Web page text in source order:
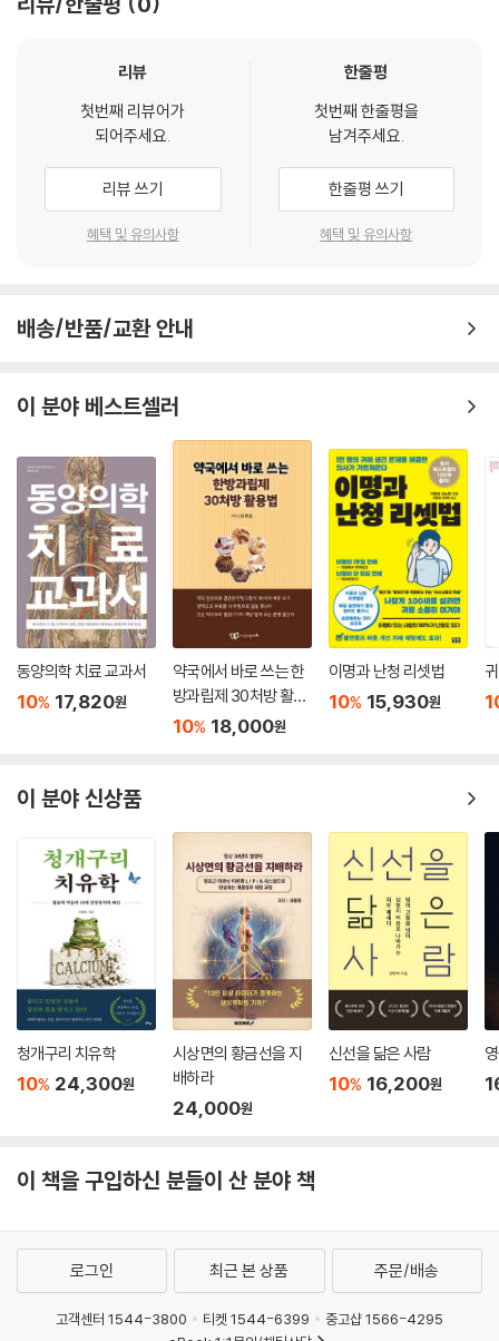
사람이 왜 이런 말을 할까’ 관찰하면서 고민하다 보니까 깨달은 것이다.
--- p.113, 「한의학에서의 난임 치료」 중에서
부모들은 의대, 법대만 좋아하는 경향이 있는데 맥을 보면서 깨달은 건 사
람은 타고난 것이 있다는 것이다. 공부가 잘 맞는 아이들은 맥에서 표시가
난다.
“넌 뭘 좋아하니? 농구 좋아한다고? 그런데 농구선수를 하기에는 체격 조
좋아한다는 걸 느낀다. 엄마는 무조건 공부하라 그러는데 이곳 진료실에서
는 상황이면, 아이를 잠시 내보내고 부모와 한참 이야기하기도 한다.
한 여성 환자의 맥진을 봤는데 심장 맥이 뚝 떨어져 있었다. “환자분은 가
슴이 철렁 내려앉았네요. 누가 죽었습니까?” 물었다. 가슴이 뚝 떨어진 맥
이 나타나는 경우는 시련을 겪은 것인데, 여성의 경우 가장 많은 임상 사례
가 자식이 죽었거나 친정엄마가 돌아가셨거나 그런 일들이다. 자식의 죽음
은 가슴에 못 박힌 맥으로 나타나기도 한다. 환자는 신기하다면서 몇 주 전
에 50대 초반의 남동생이 자살한 현장을 보았다고 고백했다. 상상해보면
참 끔찍한 경험이다. 그런 일을 겪으면 이명이 간헐적으로 있던 사람도 급
격히 나빠진다. 그 정도면 잠을 잘 수가 없을 것이다.
--- p.274, 「환자가 마음의 상처를 먼저 털어놓진 않는다」 중에서
이루지 못하고 낙담(落膽)하면 실제로 담낭맥이 아래로 떨어진다. ‘간 떨
어질 뻔했다’는 표현이 있는데, 크게 놀란 일이 있었을 때는 간장맥이 뚝 떨
어져 있다. 낙담과 달리 ‘낙심(落心)하다’라는 말도 있는데, 이때는 심장맥
에서 뚝 떨어져 있는 모양을 확인할 수 있다.
인간은 뇌의 지배도 받지만 영의 지배를 받는다. 인간은 이성적으로 사유
하는 능력만 있는 것이 아니며, 감성의 동물이다. 맥에는 그 사람의 감정,
기능이 그대로 반사되어 나오기 때문에 건강한 상태에서 맥진을 하면 기질
적인 것도 알 수 있다. 산만한 성격인지 예민한 성격인지 활발한지 조용한
지, 맥을 보면 그 사람의 성격을 금방 포착할 수 있다. (중략) 그래서 나는
결혼 적령기의 자녀를 둔 한의사 후배들에게 사위나 며느리를 맞게 되면
꼭 맥진을 하라고 말하곤 한다. 나쁜 사람, 착한 사람, 독한 사람, 까칠한 사
람 등 맥파를 보면 파악할 수 있기 때문이다.
그래서 화가 났을 때는 오히려 굶는 것이 더 좋다. 위장 경락이 심장으로 연
먹어도 체한다는 사람이 있다. 그것은 생각과 감정에서 오는 것으로, 위장
한의사는 위장이 담고 있는 에너지, 감정, 흐르는 길을 설명해야 한다. 밥맛
고 긴장된 상태였다. 피부도 메마르면 열이 나고 상처를 잘 입는 것처럼 오
파를 보면 성격이 굉장히 꼼꼼한 걸 알 수 있었는데, 내성적이고 말이 없어
방과 침 치료로 염증으로부터 탈출할 수 있었다.
새 책 『맥진, 몸과 마음을 읽다』는 한의학의 진단에서 12장부의 맥을 짚어
환자의 상태를 판단하는 맥진이 얼마나 중요한지에 대해 강조한다. 이 고
등학생의 사례 외에도 40년 가까이 쌓인 임상 데이터는 다채롭고 흥미로
데 듣지 못하는 데에 대해 의문을 품는 것이다. 이것은 비단 한의원만의 문
증을 느낀다. 이건 난치병이 아닌 경우에도 마찬가지다. “제 병이 뭐예
요?” “제가 왜 아픈 거예요?” “고칠 수 있어요?” 이것이 그동안 환자들이
저자에게 가장 많이 질문하며 궁금해했던 것이라고 한다. 저자는 책에서
맥진의 원리를 풀어냄으로써 이런 궁금증을 해소하는 답을 하고 있다.
손목 안쪽의 요골동맥 박동이 느껴지는 곳에 손가락을 얹고 맥을 파악하는
것을 ‘진맥’ 또는 ‘맥진’이라고 한다. 한의학의 맥진은 거창한 의료장비 없
이도 언제 어디서나 진단을 내릴 수 있어 주요한 진단법으로 활용해왔지
만, 손의 감각으로만 알아내려고 하면 너무 어렵고 배우고 익히는 데 시간
이 오래 걸린다는 단점이 있다. 그 때문에 안타깝게도 현실에서 맥진의 고
수가 점점 줄어들고 있다. 한의학은 치료 기술이 잘 발달돼 있어 개인의 상
태에 따라 맞춤 치료를 할 수 있다는 장점이 있지만, 진단이 제대로 이뤄져
야 치료도 정확해질 것이다. 그동안 손으로 맥을 짚는 한의학은 너무 주관
치료한다는 이야기를 들었다. 그러나 한의학 이론에 따라 디지털화된 과학
적 기기로 개발된 맥진기 덕분에 정확도, 객관성, 가시성을 확보하게 되었
다. 한의학 이론을 적용한 12장부의 27맥을 그려낼 수 있는 전세계 유일의
의료기구인 맥진기는 1993년에 처음 의료보험에 포함되어 보건복지부 지
정 한방의료기 1호가 되었다(당시엔 한 번 맥진할 때 1만 원). 대중적으로
잘 알려지지 않았지만 사실은 가장 적은 비용으로 오장육부를 모두 살펴볼
수 있는 건강검진 방법이 바로 맥진기로 맥진검사를 하는 것이다.
“조직의 병은 서양의학, 기능의 병은 한의학”
12장부의 한의학적 해석을 알면 병을 이해할 수 있다!
현대에 난치병이라 불리는 것들의 공통점은 병의 원인을 하나로 규정할 수
없다는 것이다. 현대 의학에서도 통합의학, 기능의학 등의 흐름이 나타나
현대 의학의 문제점을 인지하기 시작했기 때문이다. 원래 서양철학은 유물
은 단위로 세밀하게 국소적으로 살펴보는 것이 발달해왔다. 만약 동양적
사고가 유입되지 않았다면 인체를 시스템으로 보는 시각은 나타나지 못했
을 것이다.
리뷰
첫번째 리뷰어가
되어주세요.
리뷰 쓰기
혜택 및 유의사항
한줄평
첫번째 한줄평을
남겨주세요.
한줄평 쓰기
혜택 및 유의사항
배송/반품/교환 안내
이 분야 베스트셀러
동양의학 치료 교과서
10% 17,820원
약국에서 바로 쓰는 한
방과립제 30처방 활용
법
10% 18,000원
이명과 난청 리셋법
10% 15,930원
이 분야 신상품
청개구리 치유학
10% 24,300원
시상면의 황금선을 지
배하라
24,000원
신선을 닮은 사람
10% 16,200원
이 책을 구입하신 분들이 산 분야 책
로그인 최근 본 상품 주문/배송
고객센터 1544-3800 티켓 1544-6399
중고샵 1566-4295